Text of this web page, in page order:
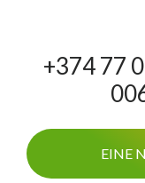
+374 77
EINE